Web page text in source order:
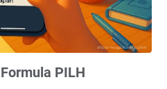
PILH